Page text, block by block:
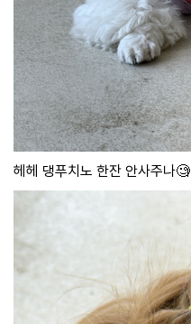
헤헤 댕푸치노 한잔 안사주나🧐